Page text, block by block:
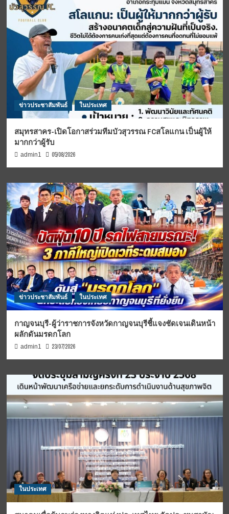
ข่าวประชาสัมพันธ์ ในประเทศ
สมุทรสาคร-เปิดโอกาสร่วมทีมบัวสุวรรณ FCสโลแกน เป็นผู้ให้
มากกว่าผู้รับ
admin1 05/08/2026
ข่าวประชาสัมพันธ์ ในประเทศ
กาญจนบุรี-ผู้ว่าราชการจังหวัดกาญจนบุรีชี้แจงชัดเจนเดินหน้า
ผลักดันมรดกโลก
admin1 23/07/2026
ในประเทศ